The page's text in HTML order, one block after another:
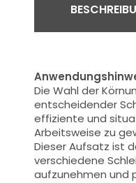
Die Wahl der
entscheidender
effiziente und
Arbeitsweise zu
Dieser Aufsatz ist
verschiedene
aufzunehmen und